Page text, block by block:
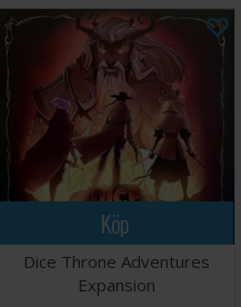
med hela Dice
med andra Dice
Köp
Dice Throne Adventures
Expansion